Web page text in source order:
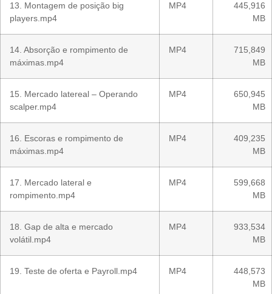
13. Montagem de posição big
players.mp4
MP4
445,916
MB
14. Absorção e rompimento de
máximas.mp4
MP4
715,849
MB
15. Mercado latereal – Operando
scalper.mp4
MP4
650,945
MB
16. Escoras e rompimento de
máximas.mp4
MP4
409,235
MB
17. Mercado lateral e
rompimento.mp4
MP4
599,668
MB
18. Gap de alta e mercado
volátil.mp4
MP4
933,534
MB
19. Teste de oferta e Payroll.mp4 MP4
448,573
MB